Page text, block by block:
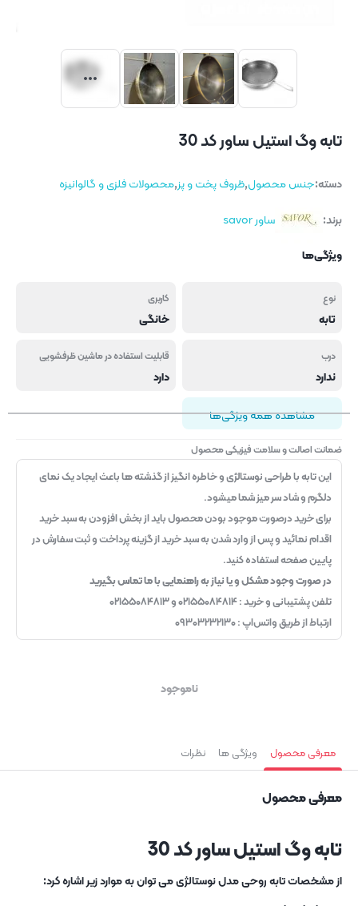
تابه وگ استیل ساور کد 30
دسته:جنس محصول,ظروف پخت و پز,محصولات فلزی و گالوانیزه
برند:
ساور savor
ویژگی‌ها
نوع
تابه
کاربری
خانگی
درب
ندارد
قابلیت استفاده در ماشین ظرفشویی
دارد
مشاهده همه ویژگی‌ها
ضمانت اصالت و سلامت فیزیکی محصول
این تابه با طراحی نوستالژی و خاطره انگیز از گذشته ها باعث ایجاد یک نمای
دلگرم و شاد سر میز شما میشود.
برای خرید درصورت موجود بودن محصول باید از بخش افزودن به سبد خرید
اقدام نمائید و پس از وارد شدن به سبد خرید از گزینه پرداخت و ثبت سفارش در
پایین صفحه استفاده کنید.
در صورت وجود مشکل و یا نیاز به راهنمایی با ما تماس بگیرید
تلفن پشتیبانی و خرید : ۰۲۱۵۵۰۸۴۸۱۴ و ۰۲۱۵۵۰۸۴۸۱۳
ارتباط از طریق واتس‌اپ : ۰۹۳۰۳۲۳۲۱۳۰
ناموجود
معرفی محصول ویژگی ها نظرات
معرفی محصول
تابه وگ استیل ساور کد 30
از مشخصات تابه روحی مدل نوستالژی می توان به موارد زیر اشاره کرد: